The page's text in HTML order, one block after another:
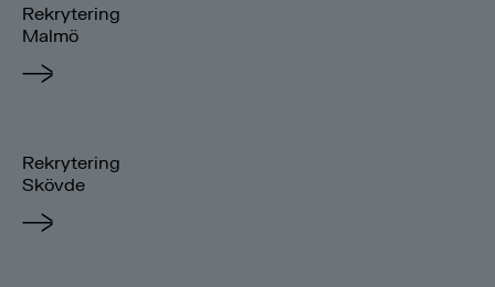
Rekrytering
Malmö
Rekrytering
Skövde